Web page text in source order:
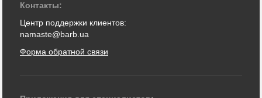
Контакты:
Центр поддержки клиентов:
namaste@barb.ua
Форма обратной связи